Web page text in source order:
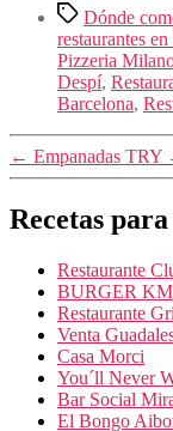
Etiquetas
Dónde
restaurantes
Pizzeria
Despí,
Barcelona,
← Empanadas TRY
Recetas
Restaurante
BURGER KM
Restaurante
Venta
Casa Morci
You´ll Never
Bar Social
El Bongo